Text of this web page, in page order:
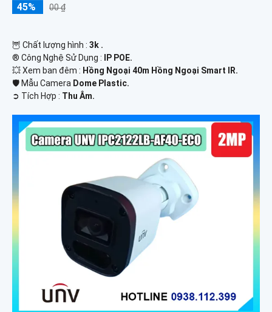
45% 00 ₫
🦉 Chất lượng hình : 3k .
®️ Công Nghệ Sử Dụng :
IP POE.
💥 Xem ban đêm : Hồng Ngoại 40m Hồng Ngoại Smart IR.
🛡 Mẫu Camera Dome Plastic.
️➲ Tích Hợp : Thu Âm.